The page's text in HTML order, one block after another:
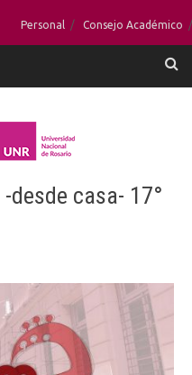
Personal Consejo Académico
-desde casa- 17°